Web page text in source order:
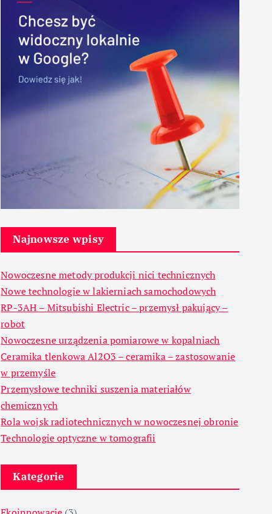
Najnowsze wpisy
Nowoczesne metody produkcji nici technicznych
Nowe technologie w lakierniach samochodowych
RP-3AH – Mitsubishi Electric – przemysł pakujący –
robot
Nowoczesne urządzenia pomiarowe w kopalniach
Ceramika tlenkowa Al2O3 – ceramika – zastosowanie
w przemyśle
Przemysłowe techniki suszenia materiałów
chemicznych
Rola wojsk radiotechnicznych w nowoczesnej obronie
Technologie optyczne w tomografii
Kategorie